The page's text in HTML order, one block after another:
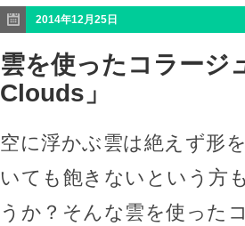
2014年12月25日
雲を使ったコラージ
Clouds」
空に浮かぶ雲は絶えず形
いても飽きないという方
うか？そんな雲を使った